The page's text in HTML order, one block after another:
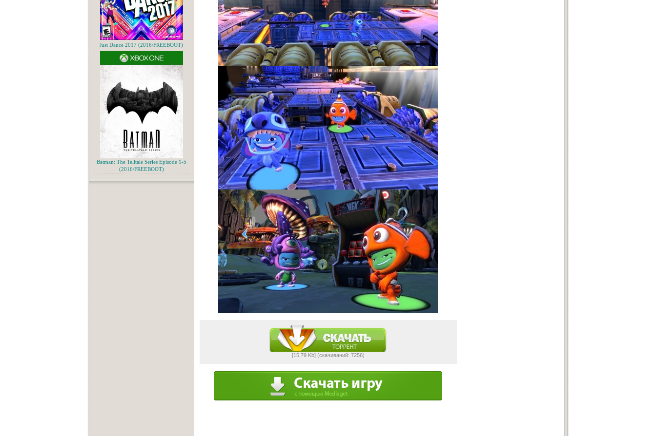
[15,79 Kb] (cкачиваний: 7256)
Just Dance 2017 (2016/FREEBOOT)
Batman: The Telltale Series Episode 1-5
(2016/FREEBOOT)